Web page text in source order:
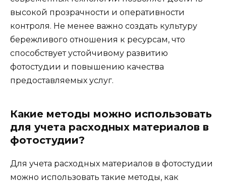
высокой прозрачности и оперативности
контроля. Не менее важно создать культуру
бережливого отношения к ресурсам, что
способствует устойчивому развитию
фотостудии и повышению качества
предоставляемых услуг.
Какие методы можно использовать
для учета расходных материалов в
фотостудии?
Для учета расходных материалов в фотостудии
можно использовать такие методы, как